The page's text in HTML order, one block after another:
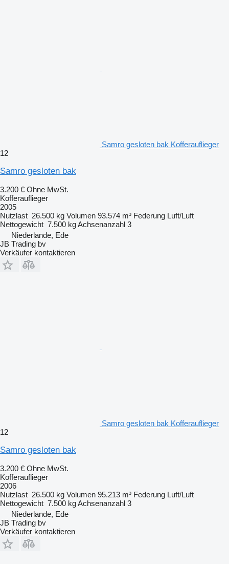
Samro gesloten bak Kofferauflieger
12
Samro gesloten bak
3.200 € Ohne MwSt.
Kofferauflieger
2005
Nutzlast 26.500 kg Volumen 93.574 m³ Federung Luft/Luft
Nettogewicht 7.500 kgAchsenanzahl 3
Niederlande, Ede
JB Trading bv
Verkäufer kontaktieren
Samro gesloten bak Kofferauflieger
12
Samro gesloten bak
3.200 € Ohne MwSt.
Kofferauflieger
2006
Nutzlast 26.500 kg Volumen 95.213 m³ Federung Luft/Luft
Nettogewicht 7.500 kgAchsenanzahl 3
Niederlande, Ede
JB Trading bv
Verkäufer kontaktieren